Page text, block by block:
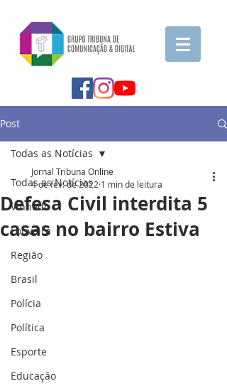
Post
Todas as Notícias
Vinhedo
Louveira
Região
Brasil
Polícia
Política
Esporte
Educação
Todas as Notícias
Defesa Civil interdita 5
casas no bairro Estiva
Jornal Tribuna Online
4 de fev. de 2022 1 min de leitura